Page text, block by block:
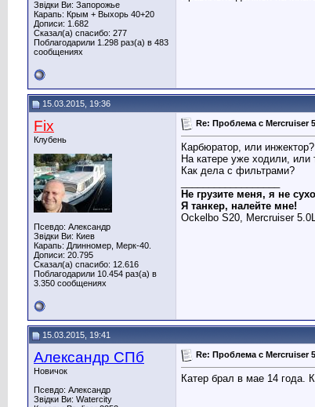
Звідки Ви: Запорожье
Карапь: Крым + Выхорь 40+20
Дописи: 1.682
Сказал(а) спасибо: 277
Поблагодарили 1.298 раз(а) в 483
сообщениях
15.03.2015, 19:36
Fix
Клубень
Псевдо: Александр
Звідки Ви: Киев
Карапь: Длинномер, Мерк-40.
Дописи: 20.795
Сказал(а) спасибо: 12.616
Поблагодарили 10.454 раз(а) в
3.350 сообщениях
Re: Проблема с Mercruiser
Карбюратор, или инжектор?
На катере уже ходили, или
Как дела с фильтрами?
Не грузите меня, я не
Я танкер, налейте мне!
Ockelbo S20, Mercruiser
15.03.2015, 19:41
Александр СПб
Новичок
Псевдо: Александр
Звідки Ви: Watercity
Re: Проблема с Mercruiser
Катер брал в мае 14 года.